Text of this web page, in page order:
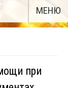
МЕНЮ
при